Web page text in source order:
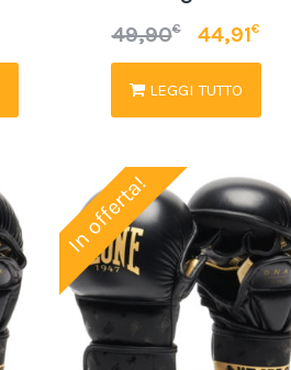
49,90€ 44,91€
LEGGI TUTTO
In offerta!